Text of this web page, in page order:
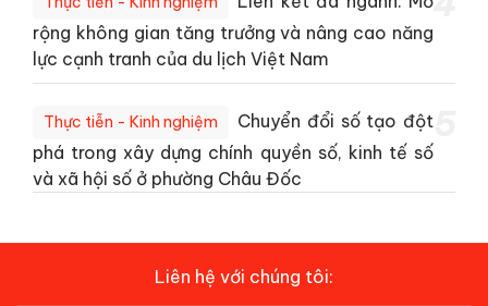
rộng không gian tăng trưởng và nâng cao năng
lực cạnh tranh của du lịch Việt Nam
Thực tiễn - Kinh nghiệm
Chuyển đổi số tạo đột
phá trong xây dựng chính quyền số, kinh tế số
và xã hội số ở phường Châu Đốc
Liên hệ với chúng tôi: